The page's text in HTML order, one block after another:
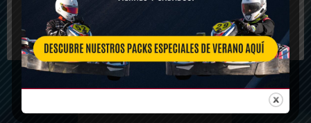
TARIFAS Y RESERVAS
Configuración Aceptar y cerrar